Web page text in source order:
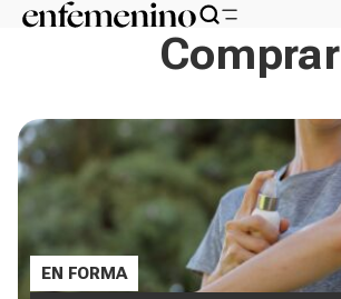
Comprar
EN FORMA